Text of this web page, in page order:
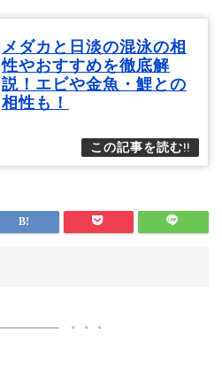
メダカと日淡の混泳の相
性やおすすめを徹底解
説！エビや金魚・鯉との
相性も！